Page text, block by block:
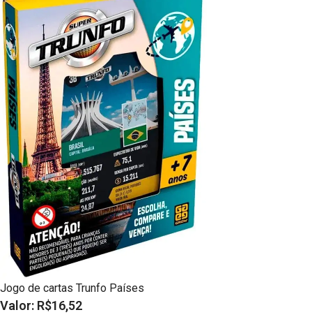
Jogo de cartas Trunfo Países
Valor: R$16,52